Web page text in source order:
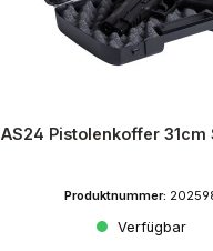
AS24 Pistolenkoffer 31cm
Produktnummer:
Verfügbar